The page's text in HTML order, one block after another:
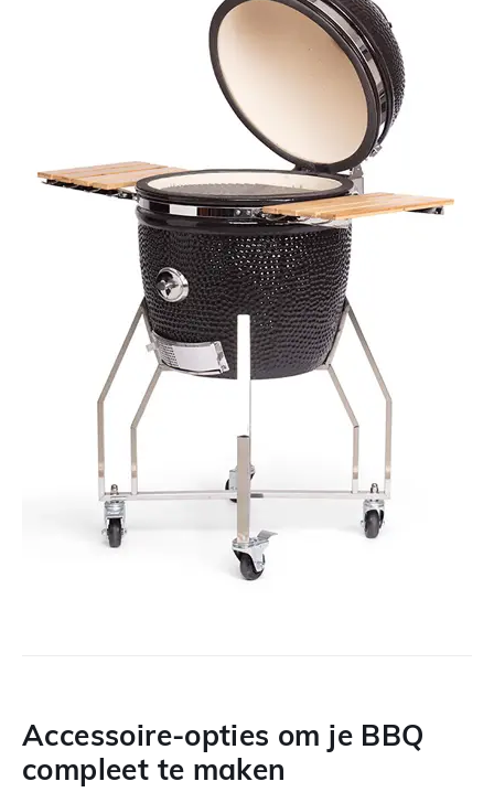
Accessoire-opties om je BBQ
compleet te maken